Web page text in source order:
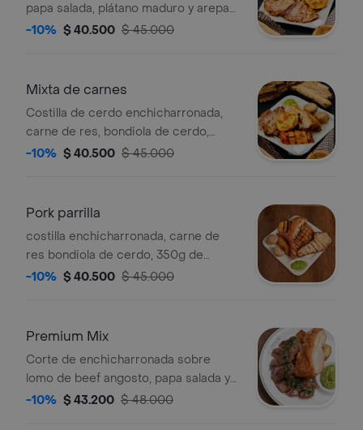
papa salada, plátano maduro y arepa
boyacense.
-10% $ 40.500 $ 45.000
Mixta de carnes
Costilla de cerdo enchicharronada,
carne de res, bondiola de cerdo,
350g de proteína, Acompañada de
-10% $ 40.500 $ 45.000
Pork parrilla
costilla enchicharronada, carne de
res bondiola de cerdo, 350g de
proteína, Acompañada de chorizo,
-10% $ 40.500 $ 45.000
Premium Mix
Corte de enchicharronada sobre
lomo de beef angosto, papa salada y
plátano parrillado, Acompañado de
-10% $ 43.200 $ 48.000